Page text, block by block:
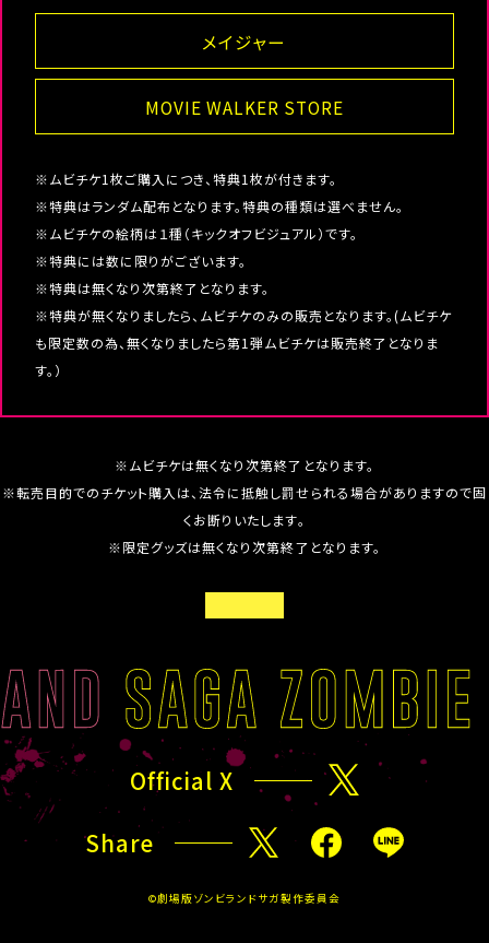
メイジャー
MOVIE WALKER STORE
※ムビチケ1枚ご購入につき、特典1枚が付きます。
※特典はランダム配布となります。特典の種類は選べません。
※ムビチケの絵柄は１種（キックオフビジュアル）です。
※特典には数に限りがございます。
※特典は無くなり次第終了となります。
※特典が無くなりましたら、ムビチケのみの販売となります。(ムビチケ
も限定数の為、無くなりましたら第1弾ムビチケは販売終了となりま
す。）
※ムビチケは無くなり次第終了となります。
※転売目的でのチケット購入は、法令に抵触し罰せられる場合がありますので固
くお断りいたします。
※限定グッズは無くなり次第終了となります。
C
K
O
T
P
Official X X
Share
©劇場版ゾンビランドサガ製作委員会